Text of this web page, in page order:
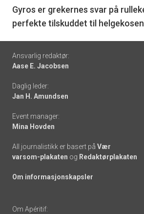
6
Gyros er grekernes svar på
perfekte tilskuddet til helgekosen
Footer
-
links
Ansvarlig redaktør:
Aase E. Jacobsen
Daglig leder:
Jan H. Amundsen
Event manager:
Mina Hovden
All journalistikk er basert på Vær
varsom-plakaten og Redaktørplakaten
Om informasjonskapsler
Om Apéritif: